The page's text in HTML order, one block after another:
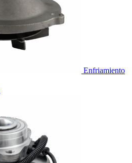
Enfriamiento